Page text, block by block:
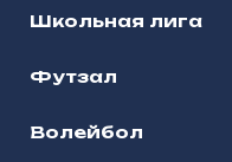
Школьная лига
Футзал
Волейбол